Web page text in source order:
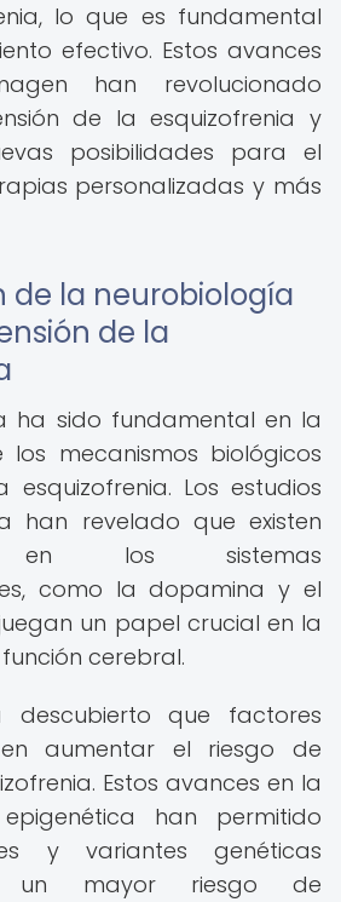
lo que es fundamental
efectivo. Estos avances
han revolucionado
de la esquizofrenia y
posibilidades para el
personalizadas y más
de la neurobiología
de la
ha sido fundamental en la
los mecanismos biológicos
esquizofrenia. Los estudios
han revelado que existen
en los sistemas
como la dopamina y el
un papel crucial en la
cerebral.
descubierto que factores
aumentar el riesgo de
Estos avances en la
han permitido
y variantes genéticas
un mayor riesgo de